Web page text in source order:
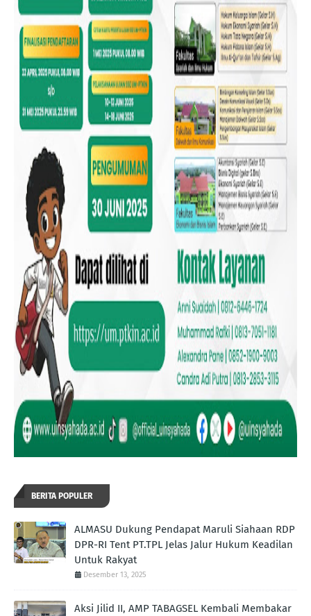
BERITA POPULER
ALMASU Dukung Pendapat Maruli Siahaan RDP
DPR-RI Tent PT.TPL Jelas Jalur Hukum Keadilan
Untuk Rakyat
Desember 13, 2025
Aksi Jilid II, AMP TABAGSEL Kembali Membakar